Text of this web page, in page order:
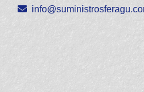
info